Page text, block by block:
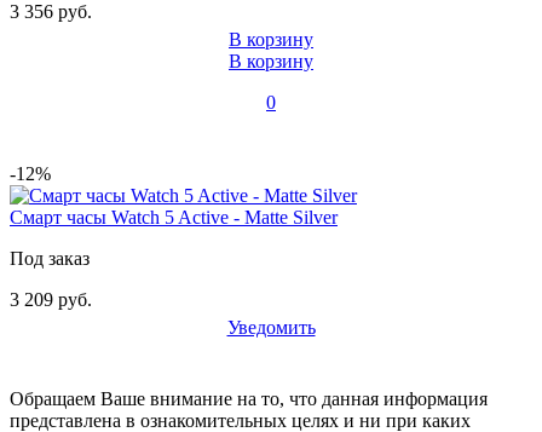
3 356 руб.
В корзину
В корзину
0
-12%
Смарт часы Watch 5 Active - Matte Silver
Под заказ
3 209 руб.
Уведомить
Обращаем Ваше внимание на то, что данная информация
представлена в ознакомительных целях и ни при каких